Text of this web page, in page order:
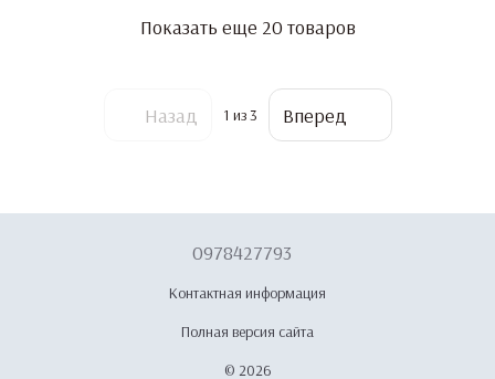
Показать еще 20 товаров
Назад 1 из 3 Вперед
0978427793
Контактная информация
Полная версия сайта
© 2026